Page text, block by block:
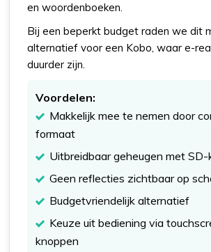
en woordenboeken.
Bij een beperkt budget raden we dit
alternatief voor een Kobo, waar e-
duurder zijn.
Voordelen:
Makkelijk mee te nemen door
formaat
Uitbreidbaar geheugen met
Geen reflecties zichtbaar op
Budgetvriendelijk alternatief
Keuze uit bediening via
knoppen